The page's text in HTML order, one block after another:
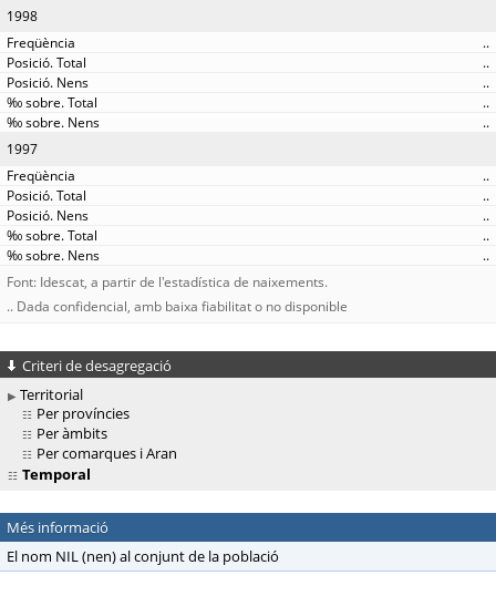
1998
..
..
..
..
..
1997
..
..
..
..
..
Font: Idescat, a partir de l'estadística de naixements.
.. Dada confidencial, amb baixa fiabilitat o no disponible
Criteri de desagregació
Territorial
Per províncies
Per àmbits
Per comarques i Aran
Temporal
Més informació
El nom NIL (nen) al conjunt de la població